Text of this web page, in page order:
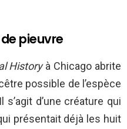
pieuvre
Historyà Chicago abrite
possible de l’espèce
s’agit d’une créature qui
présentait déjà les huit